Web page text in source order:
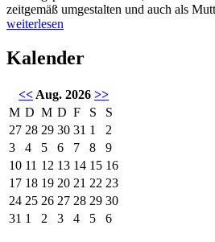
zeitgemäß umgestalten und auch als
weiterlesen
Kalender
<< Aug. 2026 >>
M D M D F S
S
27 28 29 30 31 1
2
3
4 5 6 7 8
9
10 11 12 13 14 15 16
17 18 19 20 21 22 23
24 25 26 27 28 29 30
31 1 2 3 4 5 6